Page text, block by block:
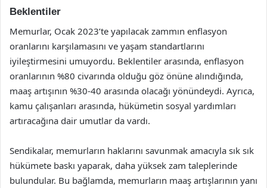
Beklentiler
Memurlar, Ocak 2023’te yapılacak zammın enflasyon
oranlarını karşılamasını ve yaşam standartlarını
iyileştirmesini umuyordu. Beklentiler arasında, enflasyon
oranlarının %80 civarında olduğu göz önüne alındığında,
maaş artışının %30-40 arasında olacağı yönündeydi. Ayrıca,
kamu çalışanları arasında, hükümetin sosyal yardımları
artıracağına dair umutlar da vardı.
Sendikalar, memurların haklarını savunmak amacıyla sık sık
hükümete baskı yaparak, daha yüksek zam taleplerinde
bulundular. Bu bağlamda, memurların maaş artışlarının yanı